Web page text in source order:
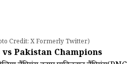
Credit: X Formerly Twitter)
Pakistan Champions